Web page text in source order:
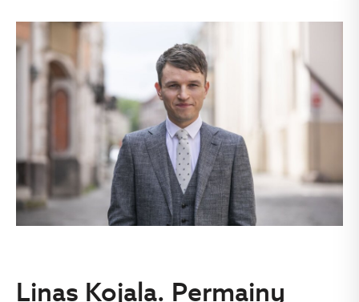
Linas Kojala. Permainų